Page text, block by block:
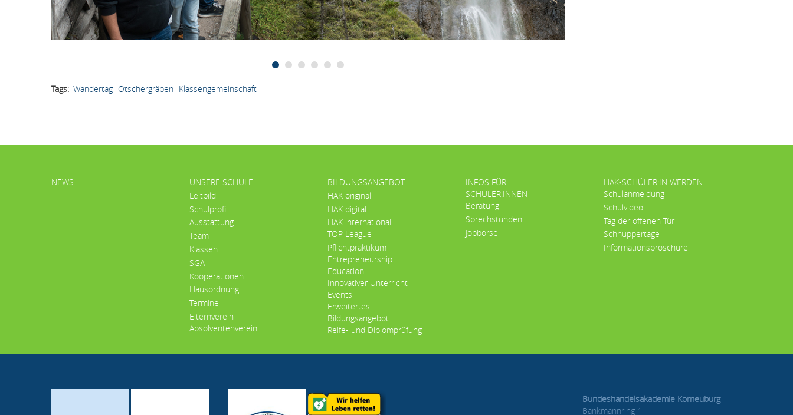
Tags Wandertag Ötschergräben Klassengemeinschaft
HAUPTMENÜ
NEWS
UNSERE SCHULE
Leitbild
Schulprofil
Ausstattung
Team
Klassen
SGA
Kooperationen
Hausordnung
Termine
Elternverein
Absolventenverein
BILDUNGSANGEBOT
HAK original
HAK digital
HAK international
TOP League
Pflichtpraktikum
Entrepreneurship
Education
Innovativer Unterricht
Events
Erweitertes
Bildungsangebot
Reife- und Diplomprüfung
INFOS FÜR
SCHÜLER:INNEN
Beratung
Sprechstunden
Jobbörse
HAK-SCHÜLER:IN WERDEN
Schulanmeldung
Schulvideo
Tag der offenen Tür
Schnuppertage
Informationsbroschüre
Bundeshandelsakademie Korneuburg
Bankmannring 1